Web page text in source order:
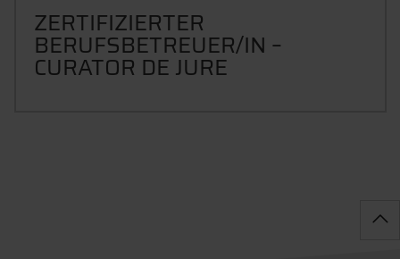
ZERTIFIZIERTER
BERUFSBETREUER/IN –
CURATOR DE JURE